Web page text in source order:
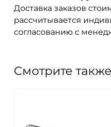
Доставка заказов
рассчитывается
согласованию с
Смотрите также